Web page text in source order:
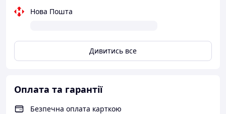
Нова Пошта
Дивитись все
Оплата та гарантії
Безпечна оплата карткою